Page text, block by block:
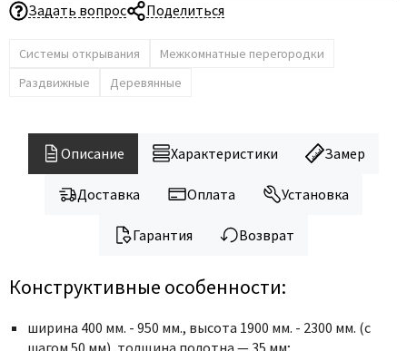
Задать вопрос
Поделиться
Системы открывания
Межкомнатные перегородки
Раздвижные
Деревянные
Описание Характеристики Замер
Доставка Оплата Установка
Гарантия Возврат
Конструктивные особенности:
ширина 400 мм. - 950 мм., высота 1900 мм. - 2300 мм. (с
шагом 50 мм), толщина полотна — 35 мм;